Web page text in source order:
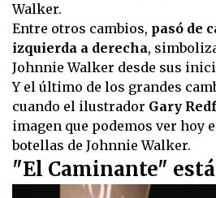
Walker.
Entre otros cambios, pasó de
izquierda a derecha,
Johnnie Walker desde sus
Y el último de los grandes
cuando el ilustrador Gary
imagen que podemos ver hoy
botellas de Johnnie Walker.
"El Caminante"